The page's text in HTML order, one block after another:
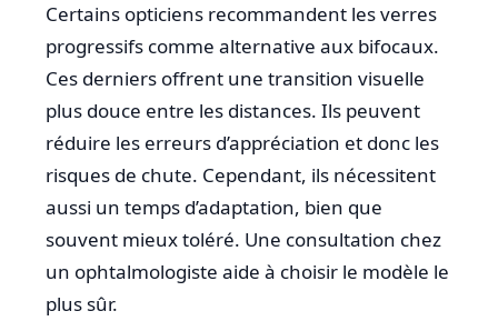
Certains opticiens recommandent les verres
progressifs comme alternative aux bifocaux.
Ces derniers offrent une transition visuelle
plus douce entre les distances. Ils peuvent
réduire les erreurs d’appréciation et donc les
risques de chute. Cependant, ils nécessitent
aussi un temps d’adaptation, bien que
souvent mieux toléré. Une consultation chez
un ophtalmologiste aide à choisir le modèle le
plus sûr.